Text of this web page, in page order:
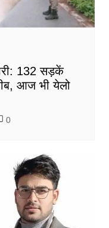
132 सड़कें
आज भी येलो
0